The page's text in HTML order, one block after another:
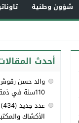
شؤون وطنية
أحدث
والد حسن رقوش
110سنة في ذمة الله
الأكشاك